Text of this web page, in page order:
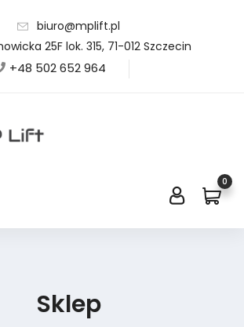
biuro@mplift.pl
25F lok. 315, 71-012 Szczecin
+48 502 652 964
0
Sklep